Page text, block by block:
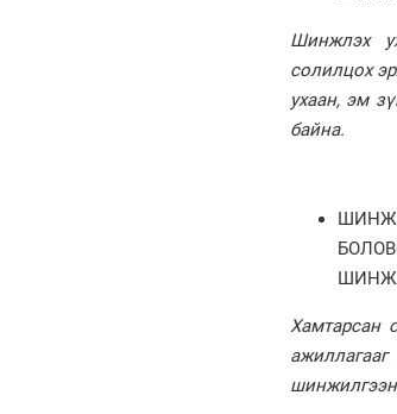
Шинжлэх
солилцох
ухаан, эм
байна.
Хамтарсан